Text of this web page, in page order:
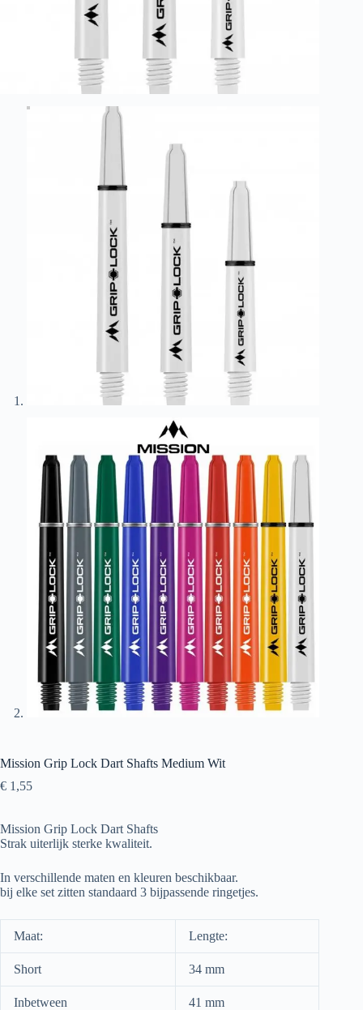
Mission Grip Lock Dart Shafts Medium Wit
€ 1,55
Mission Grip Lock Dart Shafts
Strak uiterlijk sterke kwaliteit.
In verschillende maten en kleuren beschikbaar.
bij elke set zitten standaard 3 bijpassende ringetjes.
Maat: Lengte:
Short 34 mm
Inbetween 41 mm